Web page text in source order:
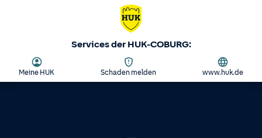
Services der HUK-COBURG:
Meine HUK Schaden melden www.huk.de